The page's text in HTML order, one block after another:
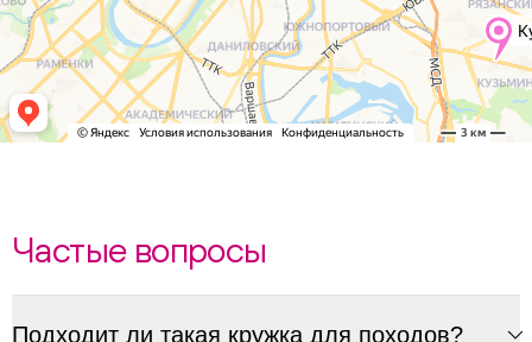
Частые вопросы
Подходит ли такая кружка для походов?